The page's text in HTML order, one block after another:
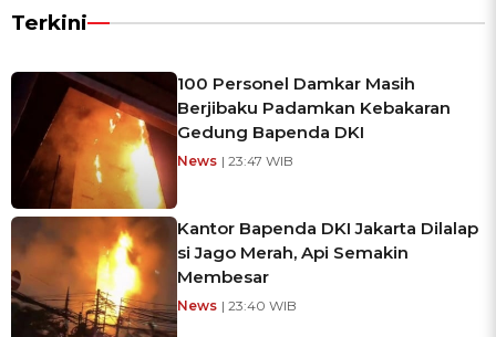
Terkini
100 Personel Damkar Masih
Berjibaku Padamkan Kebakaran
Gedung Bapenda DKI
News | 23:47 WIB
Kantor Bapenda DKI Jakarta Dilalap
si Jago Merah, Api Semakin
Membesar
News | 23:40 WIB